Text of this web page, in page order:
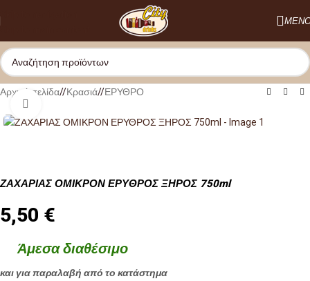
Αρχική σελίδα/ Κρασιά/ ΕΡΥΘΡΟ
ΖΑΧΑΡΙΑΣ ΟΜΙΚΡΟΝ ΕΡΥΘΡΟΣ ΞΗΡΟΣ 750ml
5,50 €
Άμεσα διαθέσιμο
και για παραλαβή από το κατάστημα